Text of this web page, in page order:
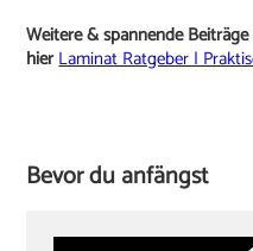
Weitere & spannende
hierLaminat Ratgeber |
Bevor du anfängst